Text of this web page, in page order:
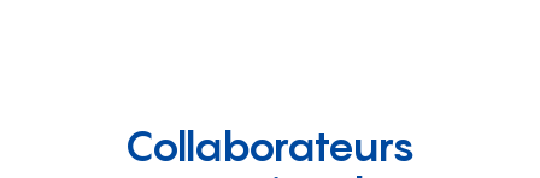
Collaborateurs